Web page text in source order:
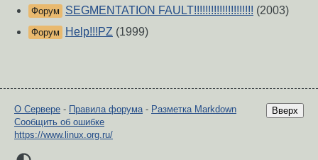
Форум SEGMENTATION FAULT!!!!!!!!!!!!!!!!!!!!! (2003)
Форум Help!!!PZ (1999)
Вверх
О Сервере - Правила форума- Разметка Markdown
Сообщить об ошибке
https://www.linux.org.ru/